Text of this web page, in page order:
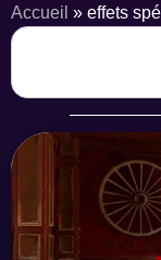
Accueil » effets